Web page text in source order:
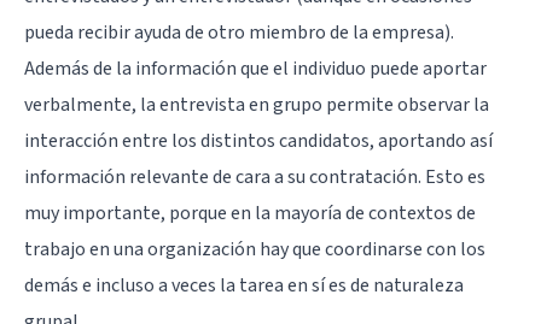
pueda recibir ayuda de otro miembro de la empresa).
Además de la información que el individuo puede aportar
verbalmente, la entrevista en grupo permite observar la
interacción entre los distintos candidatos, aportando así
información relevante de cara a su contratación. Esto es
muy importante, porque en la mayoría de contextos de
trabajo en una organización hay que coordinarse con los
demás e incluso a veces la tarea en sí es de naturaleza